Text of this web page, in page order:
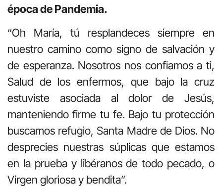
época de Pandemia.
“Oh María, tú resplandeces siempre en
nuestro camino como signo de salvación y
de esperanza. Nosotros nos confiamos a ti,
Salud de los enfermos, que bajo la cruz
estuviste asociada al dolor de Jesús,
manteniendo firme tu fe. Bajo tu protección
buscamos refugio, Santa Madre de Dios. No
desprecies nuestras súplicas que estamos
en la prueba y libéranos de todo pecado, o
Virgen gloriosa y bendita”.